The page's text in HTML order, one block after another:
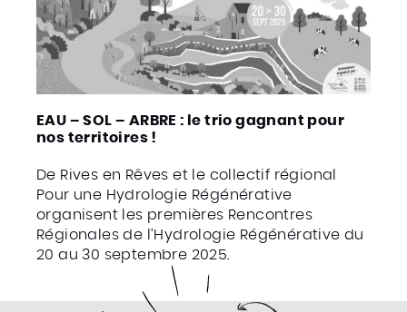
EAU – SOL – ARBRE : le trio gagnant pour
nos territoires !
De Rives en Rêves et le collectif régional
Pour une Hydrologie Régénérative
organisent les premières Rencontres
Régionales de l’Hydrologie Régénérative du
20 au 30 septembre 2025.